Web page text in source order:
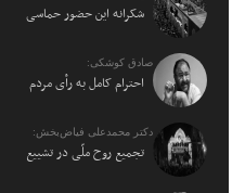
شکرانه این حضور حماسی
صادق کوشکی:
احترام کامل به رأی مردم
دکتر محمدعلی فیاض‌بخش:
تجمیع روح ملّی در تشییع